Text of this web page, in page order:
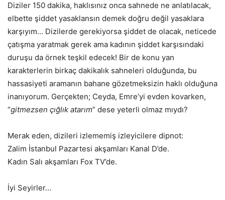
Diziler 150 dakika, haklısınız onca sahnede ne anlatılacak,
elbette şiddet yasaklansın demek doğru değil yasaklara
karşıyım… Dizilerde gerekiyorsa şiddet de olacak, neticede
çatışma yaratmak gerek ama kadının şiddet karşısındaki
duruşu da örnek teşkil edecek! Bir de konu yan
karakterlerin birkaç dakikalık sahneleri olduğunda, bu
hassasiyeti aramanın bahane gözetmeksizin haklı olduğuna
inanıyorum. Gerçekten; Ceyda, Emre’yi evden kovarken,
“gitmezsen çığlık atarım” dese yeterli olmaz mıydı?
Merak eden, dizileri izlememiş izleyicilere dipnot:
Zalim İstanbul Pazartesi akşamları Kanal D’de.
Kadın Salı akşamları Fox TV’de.
İyi Seyirler…